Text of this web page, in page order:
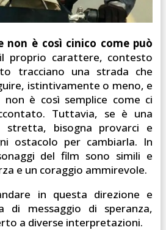
non è così cinico come può
proprio carattere, contesto
tracciano una strada che
istintivamente o meno, e
non è così semplice come ci
Tuttavia, se è una
bisogna provarci e
ostacolo per cambiarla. In
del film sono simili e
e un coraggio ammirevole.
in questa direzione e
di messaggio di speranza,
a diverse interpretazioni.